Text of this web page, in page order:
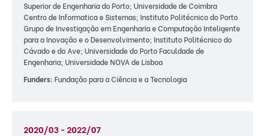
Superior de Engenharia do Porto; Universidade de Coimbra
Centro de Informatica e Sistemas; Instituto Politécnico do Porto
Grupo de Investigação em Engenharia e Computação Inteligente
para a Inovação e o Desenvolvimento; Instituto Politécnico do
Cávado e do Ave; Universidade do Porto Faculdade de
Engenharia; Universidade NOVA de Lisboa
Funders: Fundação para a Ciência e a Tecnologia
2020/03 - 2022/07